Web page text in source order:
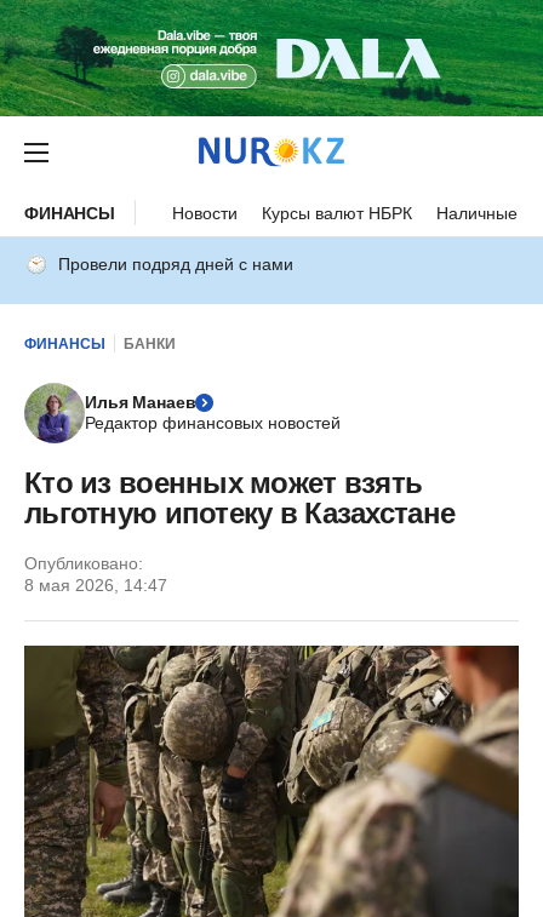
ФИНАНСЫ Новости Курсы валют НБРК Наличные
Провели подряд дней с нами
ФИНАНСЫ БАНКИ
Илья Манаев
Редактор финансовых новостей
Кто из военных может взять
льготную ипотеку в Казахстане
Опубликовано:
8 мая 2026, 14:47